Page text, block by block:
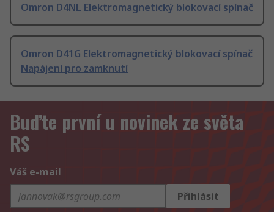
Omron D4NL Elektromagnetický blokovací spínač
Omron D41G Elektromagnetický blokovací spínač
Napájení pro zamknutí
Buďte první u novinek ze světa
RS
Váš e-mail
Přihlásit